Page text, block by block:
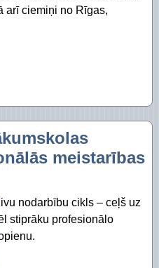
arī ciemiņi no Rīgas,
meistarības
nodarbību cikls – ceļš uz
stiprāku profesionālo